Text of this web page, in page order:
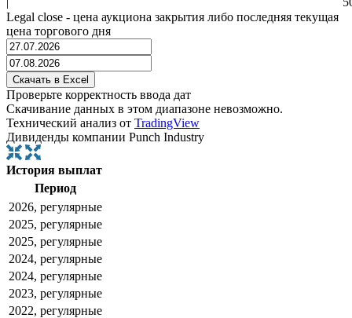
Legal close - цена аукциона закрытия либо последняя текущая
цена торгового дня
Проверьте корректность ввода дат
Скачивание данных в этом диапазоне невозможно.
Технический анализ от TradingView
Дивиденды компании Punch Industry
История выплат
Период
2026, регулярные
2025, регулярные
2025, регулярные
2024, регулярные
2024, регулярные
2023, регулярные
2022, регулярные